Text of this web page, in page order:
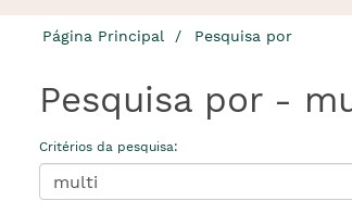
Página Principal Pesquisa por
Pesquisa por -
Critérios da pesquisa: